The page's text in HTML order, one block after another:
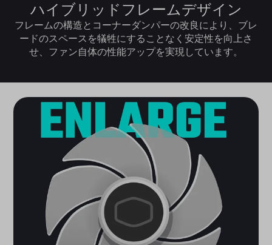
ハイブリッドフレームデザイン
フレームの構造とコーナーダンパーの改良により、ブレ
ードのスペースを犠牲にすることなく安定性を向上さ
せ、ファン自体の性能アップを実現しています。